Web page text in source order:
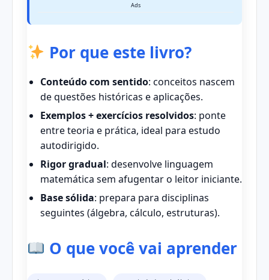
Ads
Por que este livro?
Conteúdo com sentido: conceitos nascem
de questões históricas e aplicações.
Exemplos + exercícios resolvidos: ponte
entre teoria e prática, ideal para estudo
autodirigido.
Rigor gradual: desenvolve linguagem
matemática sem afugentar o leitor iniciante.
Base sólida: prepara para disciplinas
seguintes (álgebra, cálculo, estruturas).
O que você vai aprender